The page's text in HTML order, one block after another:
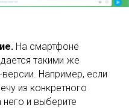
На смартфоне
такими же
Например, если
из конкретного
и выберите